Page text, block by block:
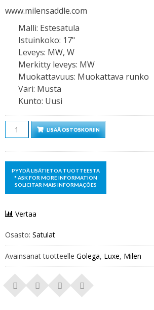
www.milensaddle.com
Malli: Estesatula
Istuinkoko: 17"
Leveys: MW, W
Merkitty leveys: MW
Muokattavuus: Muokattava runko
Väri: Musta
Kunto: Uusi
Määrä LISÄÄ OSTOSKORIIN
Vertaa
Osasto: Satulat
Avainsanat tuotteelle Golega, Luxe, Milen